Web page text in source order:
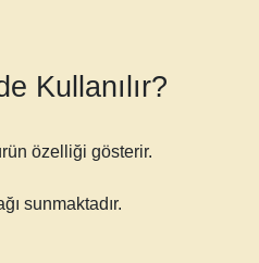
Kullanılır?
özelliği gösterir.
sunmaktadır.